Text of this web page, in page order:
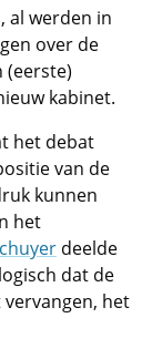
al werden in
over de
(eerste)
kabinet.
het debat
van de
kunnen
het
deelde
dat de
het